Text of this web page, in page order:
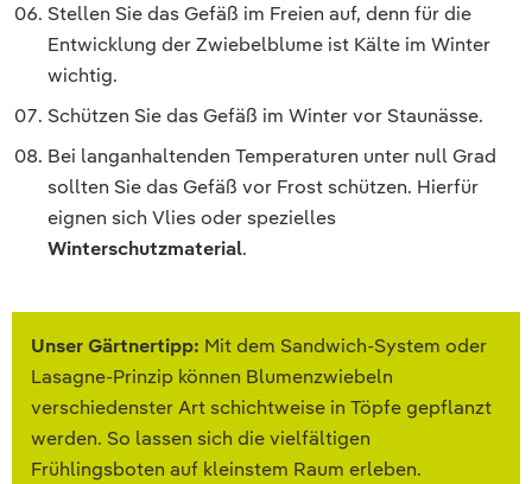
Stellen Sie das Gefäß im Freien auf, denn für die
Entwicklung der Zwiebelblume ist Kälte im Winter
wichtig.
Schützen Sie das Gefäß im Winter vor Staunässe.
Bei langanhaltenden Temperaturen unter null Grad
sollten Sie das Gefäß vor Frost schützen. Hierfür
eignen sich Vlies oder spezielles
Winterschutzmaterial.
Unser Gärtnertipp: Mit dem Sandwich-System oder
Lasagne-Prinzip können Blumenzwiebeln
verschiedenster Art schichtweise in Töpfe gepflanzt
werden. So lassen sich die vielfältigen
Frühlingsboten auf kleinstem Raum erleben.